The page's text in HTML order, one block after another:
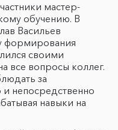
мастер-
обучению. В
Васильев
формирования
своими
все вопросы коллег.
за
непосредственно
навыки на